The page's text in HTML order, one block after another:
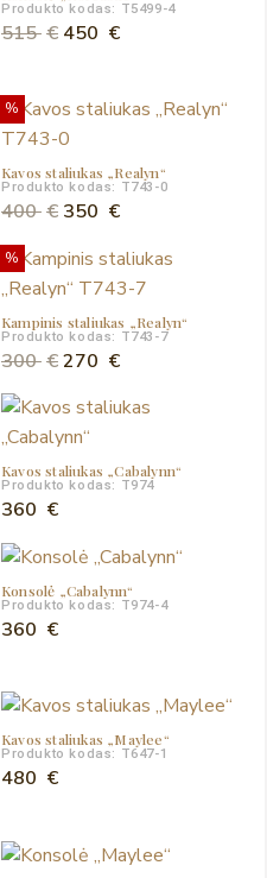
Produkto kodas: T5499-4
515€ Original
515 €.
450 €Current
450 €.
%
Kavos staliukas „Realyn“
Produkto kodas: T743-0
400€ Original
was:
400 €.
350 €Current
is:
350 €.
%
Kampinis staliukas „Realyn“
Produkto kodas: T743-7
300€Original
was:
300 €.
270 €Current
is:
Kavos staliukas „Cabalynn“
Produkto kodas: T974
360 €
Konsolė „Cabalynn“
Produkto kodas: T974-4
360 €
Kavos staliukas „Maylee“
Produkto kodas: T647-1
480 €